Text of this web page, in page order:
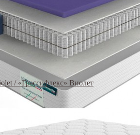
/ «Грассифлекс» Виолет